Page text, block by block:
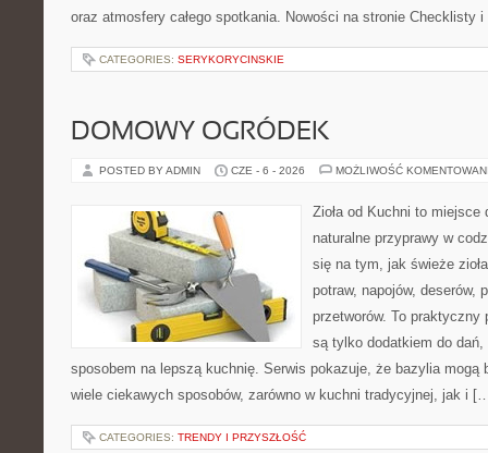
oraz atmosfery całego spotkania. Nowości na stronie Checklisty
CATEGORIES: SERYKORYCINSKIE
DOMOWY OGRÓDEK
POSTED BY ADMIN CZE - 6 - 2026 MOŻLIWOŚĆ
Zioła od Kuchni to miejsce
naturalne przyprawy w
się na tym, jak świeże
potraw, napojów, deserów,
przetworów. To praktyczny
są tylko dodatkiem do
sposobem na lepszą kuchnię. Serwis pokazuje, że bazylia mogą
wiele ciekawych sposobów, zarówno w kuchni tradycyjnej, jak i
CATEGORIES: TRENDY I PRZYSZŁOŚĆ